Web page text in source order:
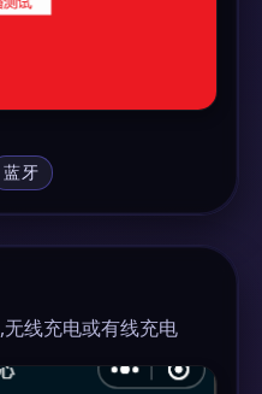
蓝牙
线充电或有线充电